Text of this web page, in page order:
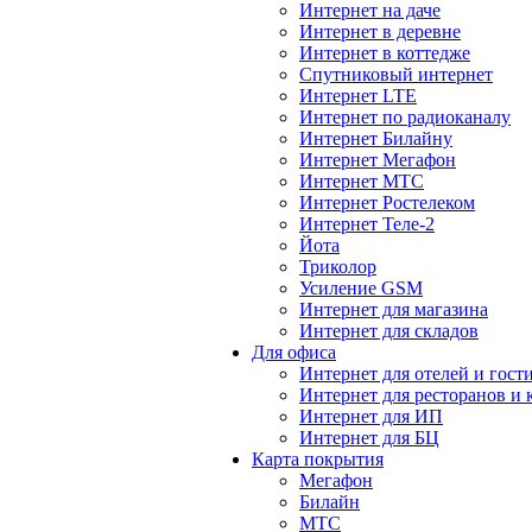
Интернет на даче
Интернет в деревне
Интернет в коттедже
Спутниковый интернет
Интернет LTE
Интернет по радиоканалу
Интернет Билайну
Интернет Мегафон
Интернет МТС
Интернет Ростелеком
Интернет Теле-2
Йота
Триколор
Усиление GSM
Интернет для магазина
Интернет для складов
Для офиса
Интернет для отелей и
Интернет для ресторанов и
Интернет для ИП
Интернет для БЦ
Карта покрытия
Мегафон
Билайн
МТС